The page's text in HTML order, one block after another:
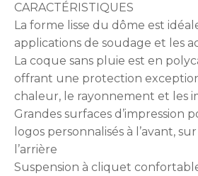
CARACTÉRISTIQUES
La forme lisse du dôme est
applications de soudage et les
La coque sans pluie est en
offrant une protection
chaleur, le rayonnement et les
Grandes surfaces d’impression
logos personnalisés à l’avant,
l’arrière
Suspension à cliquet